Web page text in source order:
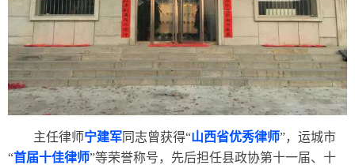
主任律师宁建军同志曾获得“山西省优秀律师”，运城市
“首届十佳律师”等荣誉称号，先后担任县政协第十一届、十